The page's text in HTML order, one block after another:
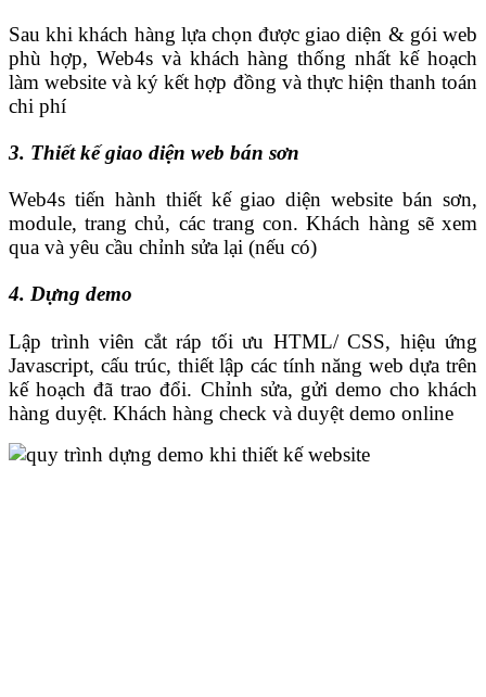
Sau khi khách hàng lựa chọn được giao diện & gói web
phù hợp, Web4s và khách hàng thống nhất kế hoạch
làm website và ký kết hợp đồng và thực hiện thanh toán
chi phí
3. Thiết kế giao diện web bán sơn
Web4s tiến hành thiết kế giao diện website bán sơn,
module, trang chủ, các trang con. Khách hàng sẽ xem
qua và yêu cầu chỉnh sửa lại (nếu có)
4. Dựng demo
Lập trình viên cắt ráp tối ưu HTML/ CSS, hiệu ứng
Javascript, cấu trúc, thiết lập các tính năng web dựa trên
kế hoạch đã trao đổi. Chỉnh sửa, gửi demo cho khách
hàng duyệt. Khách hàng check và duyệt demo online